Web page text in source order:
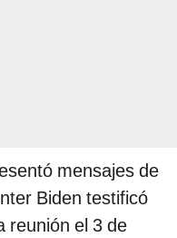
mensajes de
Biden testificó
reunión el 3 de